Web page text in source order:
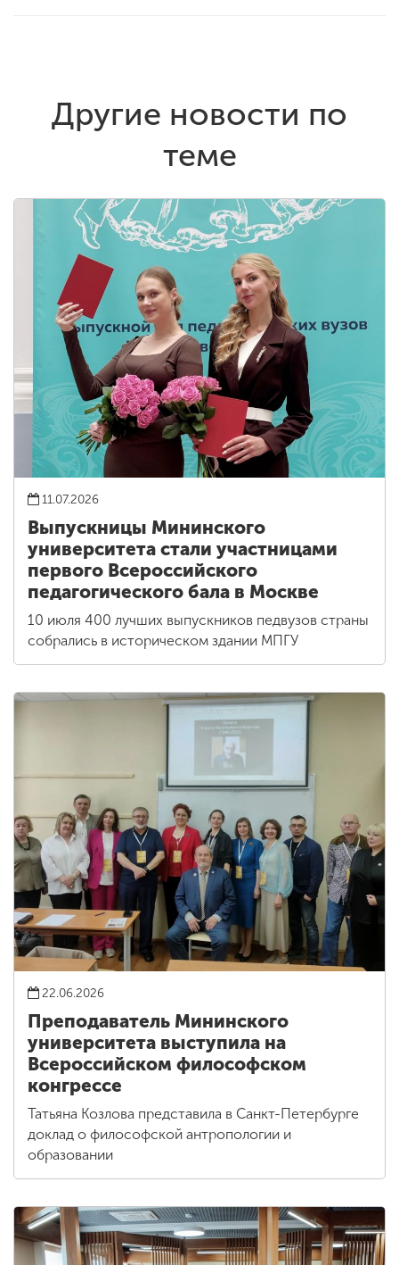
Другие новости по
теме
11.07.2026
Выпускницы Мининского
университета стали участницами
первого Всероссийского
педагогического бала в Москве
10 июля 400 лучших выпускников педвузов страны
собрались в историческом здании МПГУ
22.06.2026
Преподаватель Мининского
университета выступила на
Всероссийском философском
конгрессе
Татьяна Козлова представила в Санкт-Петербурге
доклад о философской антропологии и
образовании